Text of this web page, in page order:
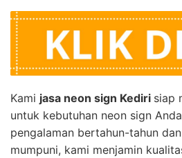
Kami jasa neon sign Kediri siap
untuk kebutuhan neon sign
pengalaman bertahun-tahun
mumpuni, kami menjamin